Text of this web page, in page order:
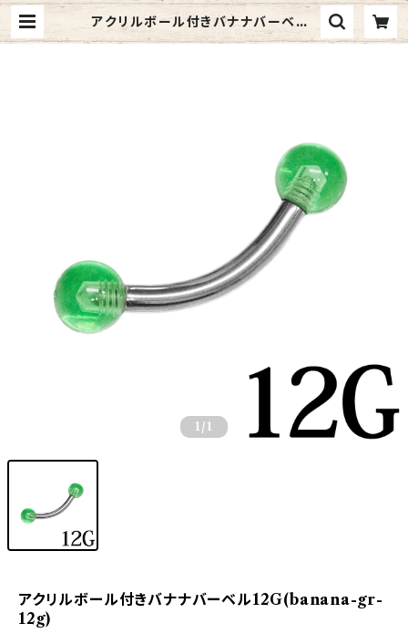
アクリルボール付きバナナバーベル1
2G(banana-gr-12g) | 4ages
1 /1
アクリルボール付きバナナバーベル12G(banana-gr-
12g)